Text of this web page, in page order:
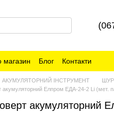
магазин Блог Контакти
АКУМУЛЯТОРНИЙ ІНСТРУМЕНТ
акумуляторний Елпром ЕДА-24-2 Li (мет.
акумуляторний